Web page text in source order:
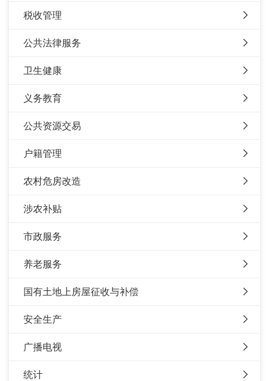
税收管理
公共法律服务
卫生健康
义务教育
公共资源交易
户籍管理
农村危房改造
涉农补贴
市政服务
养老服务
国有土地上房屋征收与补偿
安全生产
广播电视
统计